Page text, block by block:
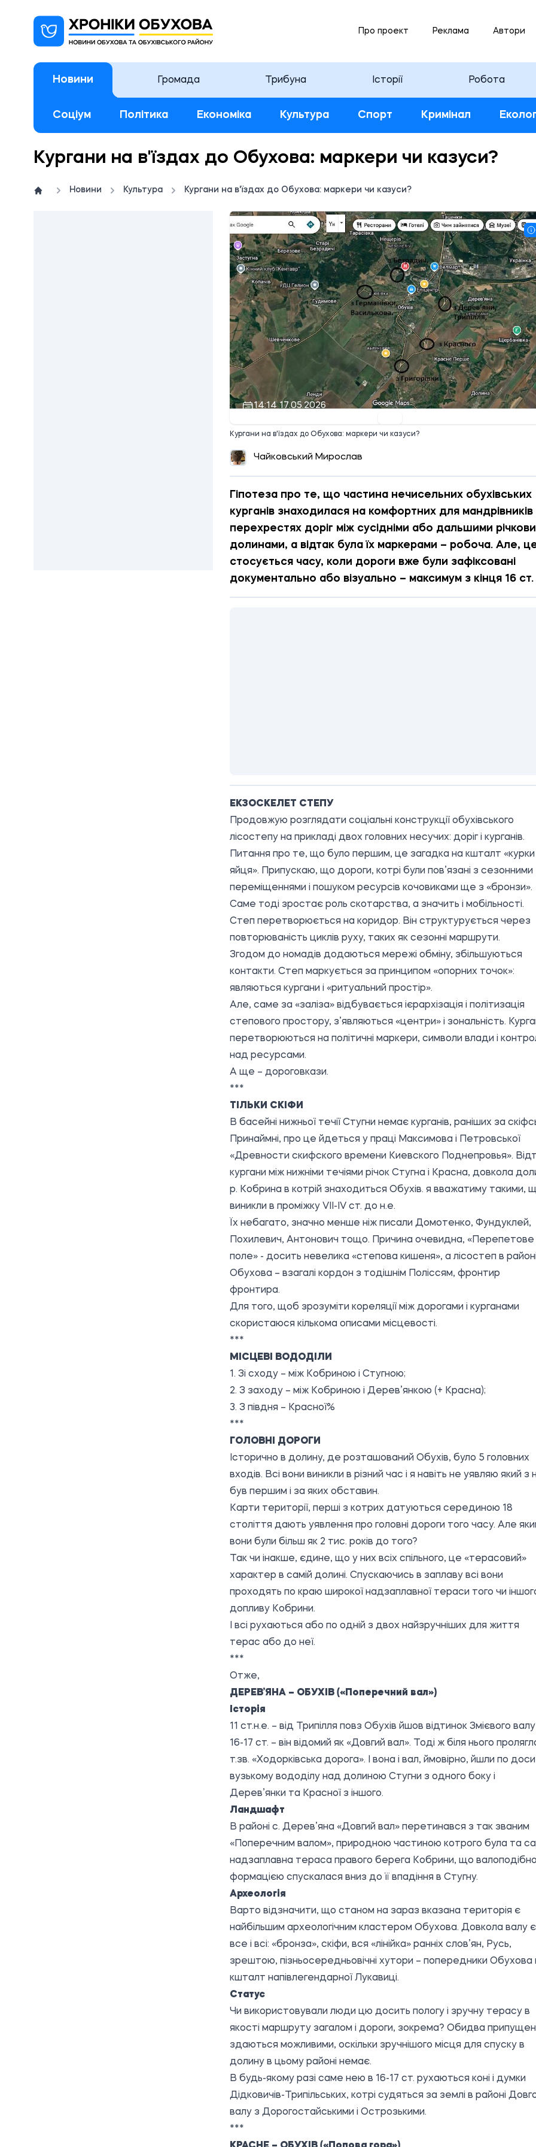
Про проект Реклама Автори
Новини Громада Трибуна Історії Робота
Соціум Політика Економіка Культура Спорт Кримінал
Кургани на в'їздах до Обухова: маркери чи казуси?
Новини Культура Кургани на в'їздах до Обухова: маркери чи казуси?
14:14 17.05.2026
Кургани на в'їздах до Обухова: маркери чи казуси?
Чайковський Мирослав
Гіпотеза про те, що частина нечисельних обухівських
курганів знаходилася на комфортних для мандрівників
перехрестях доріг між сусідніми або дальшими
долинами, а відтак була їх маркерами – робоча. Але,
стосується часу, коли дороги вже були зафіксовані
документально або візуально – максимум з кінця 16 ст.
ЕКЗОСКЕЛЕТ СТЕПУ
Продовжую розглядати соціальні конструкції обухівського
лісостепу на прикладі двох головних несучих: доріг і курганів.
Питання про те, що було першим, це загадка на кшталт «курки
яйця». Припускаю, що дороги, котрі були пов’язані з сезонними
переміщеннями і пошуком ресурсів кочовиками ще з «бронзи».
Саме тоді зростає роль скотарства, а значить і мобільності.
Степ перетворюється на коридор. Він структурується через
повторюваність циклів руху, таких як сезонні маршрути.
Згодом до номадів додаються мережі обміну, збільшуються
контакти. Степ маркується за принципом «опорних точок»:
являються кургани і «ритуальний простір».
Але, саме за «заліза» відбувається ієрархізація і політизація
степового простору, з’являються «центри» і зональність.
перетворюються на політичні маркери, символи влади і
над ресурсами.
А ще – дороговкази.
***
ТІЛЬКИ СКІФИ
В басейні нижньої течії Стугни немає курганів, раніших за
Принаймні, про це йдеться у праці Максимова і Петровської
«Древности скифского времени Киевского Поднепровья».
кургани між нижніми течіями річок Стугна і Красна, довкола
р. Кобрина в котрій знаходиться Обухів. я вважатиму такими,
виникли в проміжку VII-IV ст. до н.е.
Їх небагато, значно менше ніж писали Домотенко, Фундуклей,
Похилевич, Антонович тощо. Причина очевидна, «Перепетове
поле» - досить невелика «степова кишеня», а лісостеп в районі
Обухова – взагалі кордон з тодішнім Поліссям, фронтир
фронтира.
Для того, щоб зрозуміти кореляції між дорогами і курганами
скористаюся кількома описами місцевості.
***
МІСЦЕВІ ВОДОДІЛИ
1. Зі сходу – між Кобриною і Стугною;
2. З заходу – між Кобриною і Дерев’янкою (+ Красна);
3. З півдня – Красної%
***
ГОЛОВНІ ДОРОГИ
Історично в долину, де розташований Обухів, було 5 головних
входів. Всі вони виникли в різний час і я навіть не уявляю який з
був першим і за яких обставин.
Карти території, перші з котрих датуються серединою 18
століття дають уявлення про головні дороги того часу. Але
вони були більш як 2 тис. років до того?
Так чи інакше, єдине, що у них всіх спільного, це «терасовий»
характер в самій долині. Спускаючись в заплаву всі вони
проходять по краю широкої надзаплавної тераси того чи
допливу Кобрини.
І всі рухаються або по одній з двох найзручніших для життя
терас або до неї.
***
Отже,
ДЕРЕВ’ЯНА – ОБУХІВ («Поперечний вал»)
Історія
11 ст.н.е. – від Трипілля повз Обухів йшов відтинок Змієвого валу
16-17 ст. – він відомий як «Довгий вал». Тоді ж біля нього
т.зв. «Ходорківська дорога». І вона і вал, ймовірно, йшли по
вузькому вододілу над долиною Стугни з одного боку і
Дерев’янки та Красної з іншого.
Ландшафт
В районі с. Дерев’яна «Довгий вал» перетинався з так званим
«Поперечним валом», природною частиною котрого була та
надзаплавна тераса правого берега Кобрини, що
формацією спускалася вниз до її впадіння в Стугну.
Археологія
Варто відзначити, що станом на зараз вказана територія є
найбільшим археологічним кластером Обухова. Довкола валу є
все і всі: «бронза», скіфи, вся «лінійка» ранніх слов’ян, Русь,
зрештою, пізньосередньовічні хутори – попередники Обухова
кшталт напівлегендарної Лукавиці.
Статус
Чи використовували люди цю досить пологу і зручну терасу в
якості маршруту загалом і дороги, зокрема? Обидва
здаються можливими, оскільки зручнішого місця для спуску в
долину в цьому районі немає.
В будь-якому разі саме нею в 16-17 ст. рухаються коні і думки
Дідковичів-Трипільських, котрі судяться за землі в районі
валу з Дорогостайськими і Острозькими.
***